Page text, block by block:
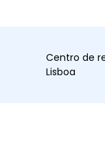
Centro de
Lisboa